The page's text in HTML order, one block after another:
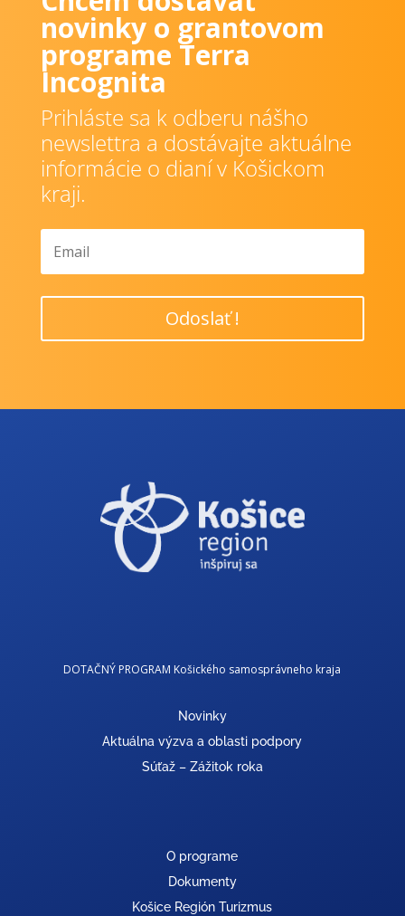
novinky o grantovom
programe Terra
Incognita
Prihláste sa k odberu nášho
newslettra a dostávajte aktuálne
informácie o dianí v Košickom
kraji.
Odoslať !
DOTAČNÝ PROGRAM Košického samosprávneho kraja
Novinky
Aktuálna výzva a oblasti podpory
Súťaž – Zážitok roka
O programe
Dokumenty
Košice Región Turizmus